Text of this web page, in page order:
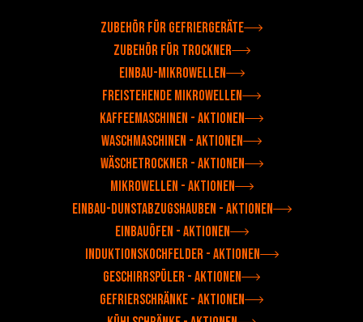
Zubehör für Gefriergeräte
Zubehör für Trockner
Einbau-Mikrowellen
Freistehende Mikrowellen
Kaffeemaschinen - Aktionen
Waschmaschinen - Aktionen
Wäschetrockner - Aktionen
Mikrowellen - Aktionen
Einbau-Dunstabzugshauben - Aktionen
Einbauöfen - Aktionen
Induktionskochfelder - Aktionen
Geschirrspüler - Aktionen
Gefrierschränke - Aktionen